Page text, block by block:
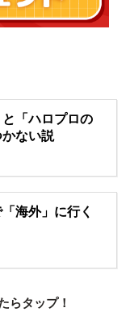
と「ハロプロの
ない説
海外」に行く
らタップ！